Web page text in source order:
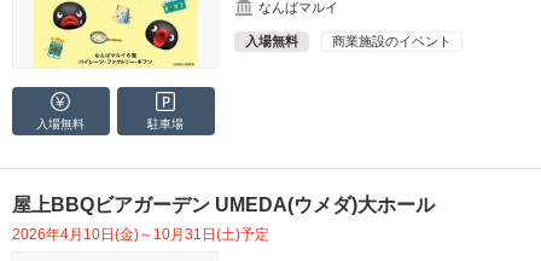
なんばマルイ
入場無料 商業施設のイベント
入場無料 駐車場
屋上BBQビアガーデン UMEDA(ウメダ)大ホール
2026年4月10日(金)～10月31日(土)予定